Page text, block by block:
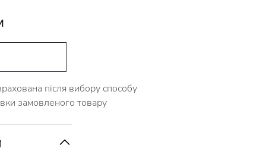
після вибору способу
замовленого товару